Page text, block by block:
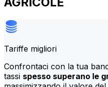
Tariffe migliori
Confrontaci con la tua
tassi spesso superano le